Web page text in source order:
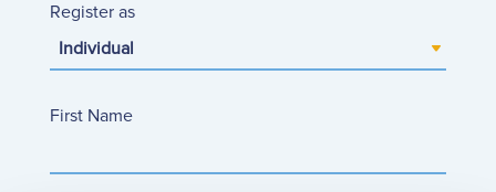
Register as
First Name